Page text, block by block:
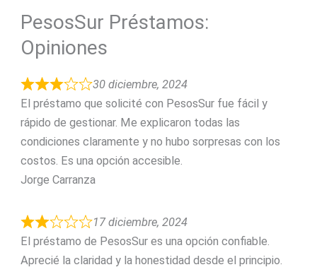
PesosSur Préstamos:
Opiniones
30 diciembre, 2024
El préstamo que solicité con PesosSur fue fácil y
rápido de gestionar. Me explicaron todas las
condiciones claramente y no hubo sorpresas con los
costos. Es una opción accesible.
Jorge Carranza
17 diciembre, 2024
El préstamo de PesosSur es una opción confiable.
Aprecié la claridad y la honestidad desde el principio.